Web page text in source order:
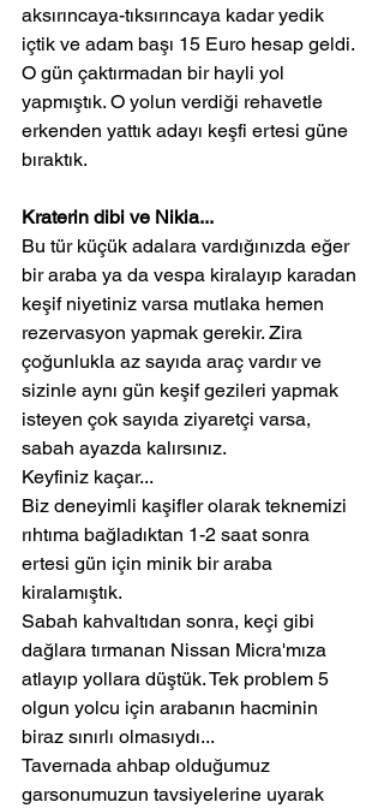
aksırıncaya-tıksırıncaya kadar yedik
içtik ve adam başı 15 Euro hesap geldi.
O gün çaktırmadan bir hayli yol
yapmıştık. O yolun verdiği rehavetle
erkenden yattık adayı keşfi ertesi güne
bıraktık.
Kraterin dibi ve Nikia...
Bu tür küçük adalara vardığınızda eğer
bir araba ya da vespa kiralayıp karadan
keşif niyetiniz varsa mutlaka hemen
rezervasyon yapmak gerekir. Zira
çoğunlukla az sayıda araç vardır ve
sizinle aynı gün keşif gezileri yapmak
isteyen çok sayıda ziyaretçi varsa,
sabah ayazda kalırsınız.
Keyfiniz kaçar...
Biz deneyimli kaşifler olarak teknemizi
rıhtıma bağladıktan 1-2 saat sonra
ertesi gün için minik bir araba
kiralamıştık.
Sabah kahvaltıdan sonra, keçi gibi
dağlara tırmanan Nissan Micra'mıza
atlayıp yollara düştük. Tek problem 5
olgun yolcu için arabanın hacminin
biraz sınırlı olmasıydı...
Tavernada ahbap olduğumuz
garsonumuzun tavsiyelerine uyarak